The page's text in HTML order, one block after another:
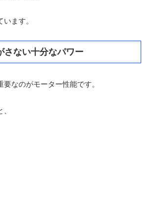
ます。
さない十分なパワー
要なのがモーター性能です。